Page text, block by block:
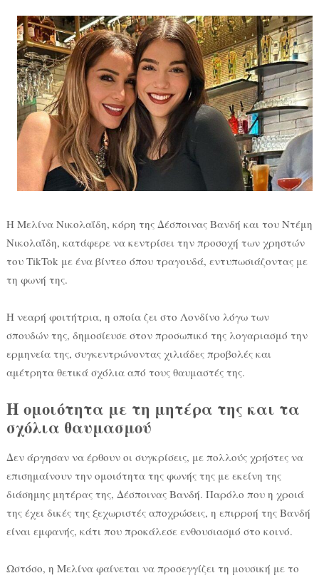
Η Μελίνα Νικολαΐδη, κόρη της Δέσποινας Βανδή και του Ντέμη
Νικολαΐδη, κατάφερε να κεντρίσει την προσοχή των χρηστών
του TikTok με ένα βίντεο όπου τραγουδά, εντυπωσιάζοντας με
τη φωνή της.
Η νεαρή φοιτήτρια, η οποία ζει στο Λονδίνο λόγω των
σπουδών της, δημοσίευσε στον προσωπικό της λογαριασμό την
ερμηνεία της, συγκεντρώνοντας χιλιάδες προβολές και
αμέτρητα θετικά σχόλια από τους θαυμαστές της.
Η ομοιότητα με τη μητέρα της και τα
σχόλια θαυμασμού
Δεν άργησαν να έρθουν οι συγκρίσεις, με πολλούς χρήστες να
επισημαίνουν την ομοιότητα της φωνής της με εκείνη της
διάσημης μητέρας της, Δέσποινας Βανδή. Παρόλο που η χροιά
της έχει δικές της ξεχωριστές αποχρώσεις, η επιρροή της Βανδή
είναι εμφανής, κάτι που προκάλεσε ενθουσιασμό στο κοινό.
Ωστόσο, η Μελίνα φαίνεται να προσεγγίζει τη μουσική με το